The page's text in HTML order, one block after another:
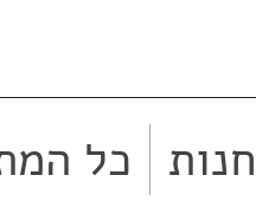
חנות כל